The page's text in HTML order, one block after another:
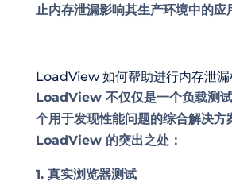
止内存泄漏影响其生产环境中的应
LoadView 如何帮助进行内存泄漏
LoadView 不仅仅是一个负载测
个用于发现性能问题的综合解决方
LoadView 的突出之处：
1. 真实浏览器测试